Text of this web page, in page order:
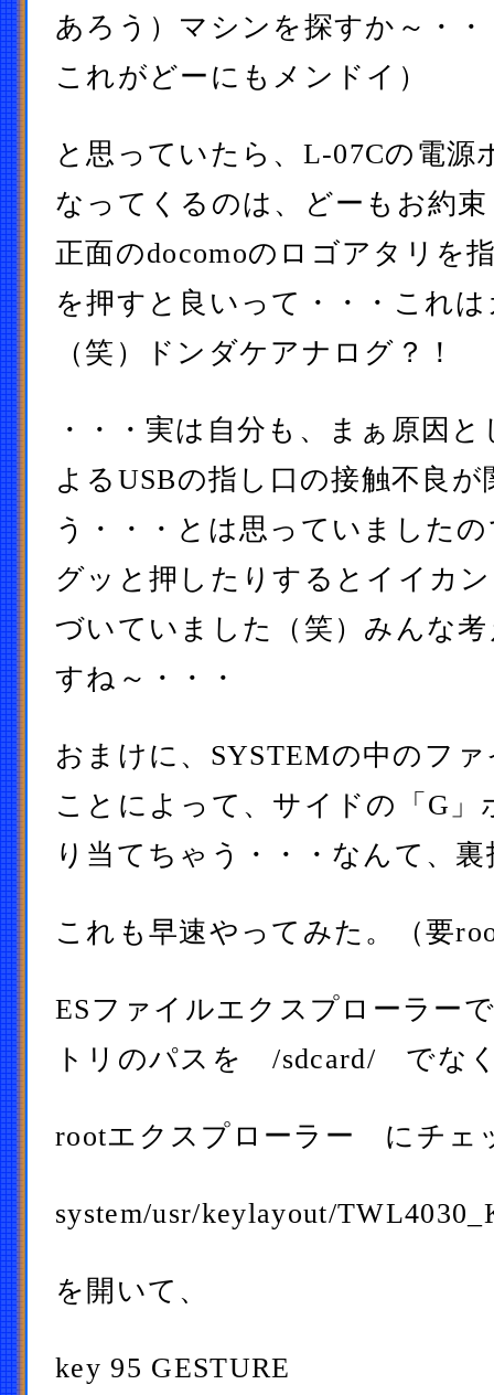
あろう）マシンを探すか～・
これがどーにもメンドイ）
と思っていたら、L-07Cの電源
なってくるのは、どーもお約
正面のdocomoのロゴアタリを
を押すと良いって・・・これ
（笑）ドンダケアナログ？！
・・・実は自分も、まぁ原因
よるUSBの指し口の接触不良
う・・・とは思っていました
グッと押したりするとイイカ
づいていました（笑）みんな
すね～・・・
おまけに、SYSTEMの中のフ
ことによって、サイドの「G」
り当てちゃう・・・なんて、
これも早速やってみた。（要
ESファイルエクスプローラー
トリのパスを /sdcard/ でな
rootエクスプローラー にチェ
system/usr/keylayout/
を開いて、
key 95 GESTURE